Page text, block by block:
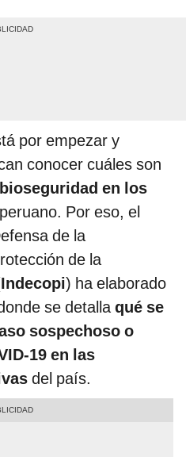
por empezar y
conocer cuáles son
en los
Por eso, el
de la
de la
Indecopi) ha elaborado
se detallaqué se
sospechoso o
19 en las
del país.